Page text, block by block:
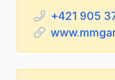
+421 905